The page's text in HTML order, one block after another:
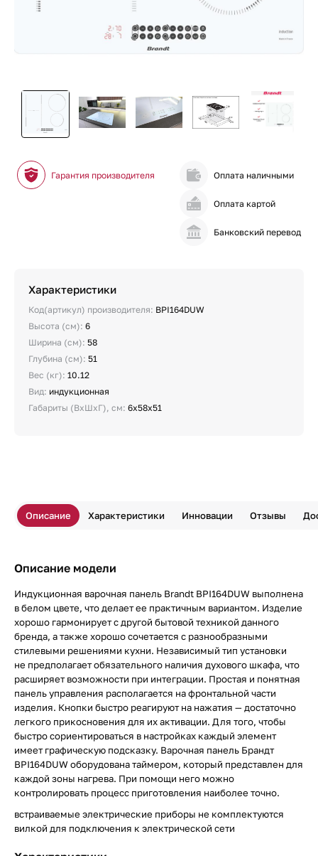
Гарантия производителя Оплата наличными
Оплата картой
Банковский перевод
Характеристики
Код(артикул) производителя: BPI164DUW
Высота (см): 6
Ширина (см): 58
Глубина (см): 51
Вес (кг): 10.12
Вид: индукционная
Габариты (ВхШхГ), см: 6x58x51
Описание Характеристики Инновации Отзывы
Описание модели
Индукционная варочная панель Brandt BPI164DUW выполнена
в белом цвете, что делает ее практичным вариантом. Изделие
хорошо гармонирует с другой бытовой техникой данного
бренда, а также хорошо сочетается с разнообразными
стилевыми решениями кухни. Независимый тип установки
не предполагает обязательного наличия духового шкафа, что
расширяет возможности при интеграции. Простая и понятная
панель управления располагается на фронтальной части
изделия. Кнопки быстро реагируют на нажатия — достаточно
легкого прикосновения для их активации. Для того, чтобы
быстро сориентироваться в настройках каждый элемент
имеет графическую подсказку. Варочная панель Брандт
BPI164DUW оборудована таймером, который представлен для
каждой зоны нагрева. При помощи него можно
контролировать процесс приготовления наиболее точно.
встраиваемые электрические приборы не комплектуются
вилкой для подключения к электрической сети